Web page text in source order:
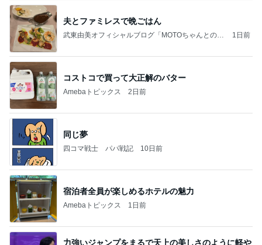
夫とファミレスで晩ごはん
武東由美オフィシャルブログ「MOTOちゃんとのは
1日前
コストコで買って大正解のバター
Amebaトピックス 2日前
同じ夢
四コマ戦士 パパ戦記 10日前
宿泊者全員が楽しめるホテルの魅力
Amebaトピックス 1日前
力強いジャンプをまるで天上の美しさのように軽や